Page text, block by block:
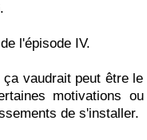
l'épisode IV.
vaudrait peut être le
motivations ou
de s'installer.